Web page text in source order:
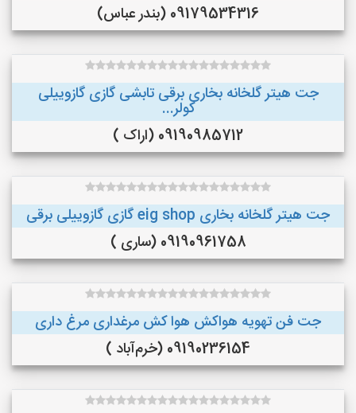
09179534316 (بندر عباس)
جت هیتر گلخانه بخاری برقی تابشی گازی گازوییلی
کولر...
09190985712 (اراک )
جت هیتر گلخانه بخاری eig shop گازی گازوییلی برقی
09190961758 (ساری )
جت فن تهویه هواکش هوا کش مرغداری مرغ داری
09190236154 (خرم‌آباد )